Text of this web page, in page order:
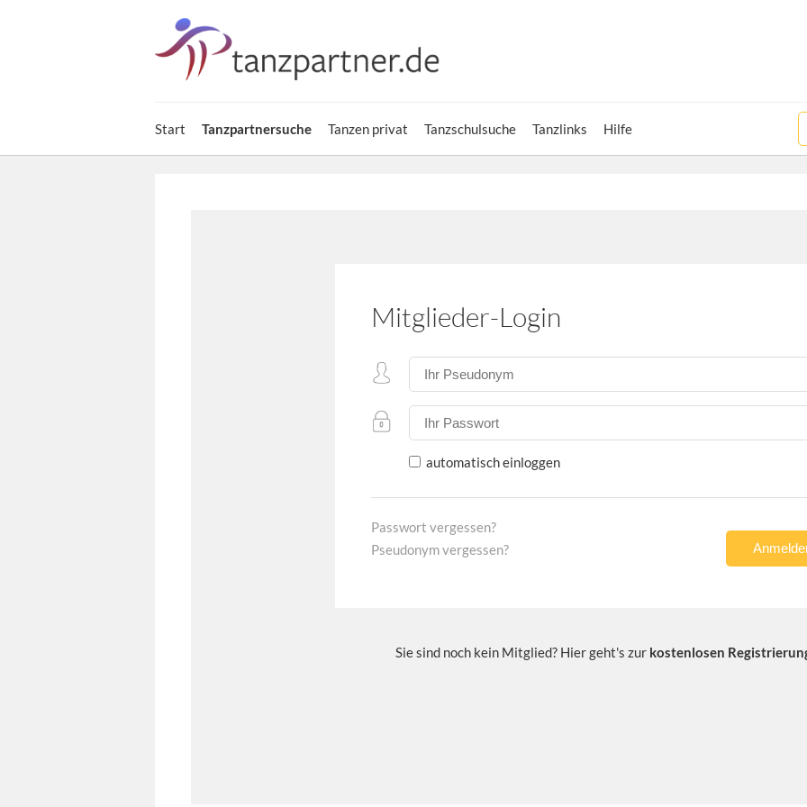
Start Tanzpartnersuche Tanzen privat Tanzschulsuche Tanzlinks Hilfe
Mitglieder-Login
automatisch einloggen
Passwort vergessen?
Pseudonym vergessen?
Sie sind noch kein Mitglied? Hier geht's zur kostenlosen